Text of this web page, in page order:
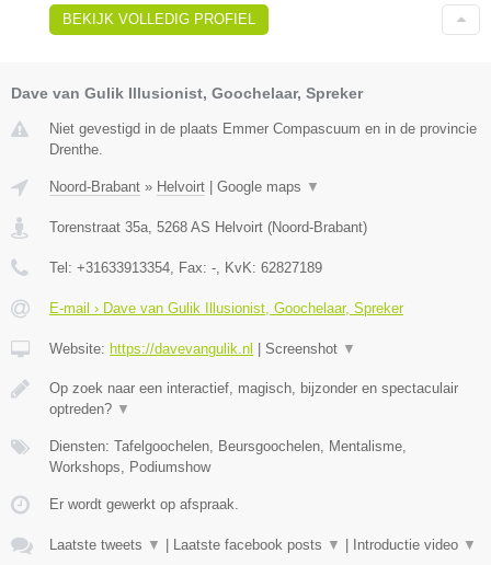
BEKIJK VOLLEDIG PROFIEL
Dave van Gulik Illusionist, Goochelaar, Spreker
Niet gevestigd in de plaats Emmer Compascuum en in de provincie
Drenthe.
Noord-Brabant » Helvoirt Google maps ▼
Torenstraat 35a 5268 AS Helvoirt (Noord-Brabant)
Tel: +31633913354 , Fax: - , KvK: 62827189
E-mail › Dave van Gulik Illusionist, Goochelaar, Spreker
Website: https://davevangulik.nl Screenshot ▼
Op zoek naar een interactief, magisch, bijzonder en spectaculair
optreden? ▼
Diensten: Tafelgoochelen, Beursgoochelen, Mentalisme,
Workshops, Podiumshow
Er wordt gewerkt op afspraak.
Laatste tweets ▼ Laatste facebook posts ▼ Introductie video ▼